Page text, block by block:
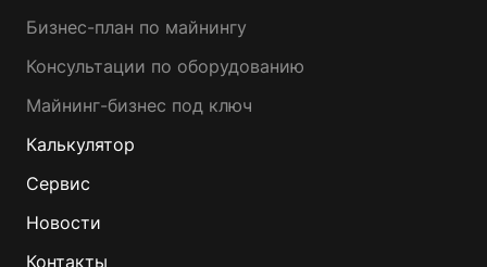
Бизнес-план по майнингу
Консультации по оборудованию
Майнинг-бизнес под ключ
Калькулятор
Сервис
Новости
Контакты